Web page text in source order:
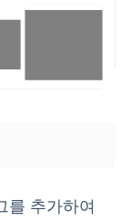
를 추가하여